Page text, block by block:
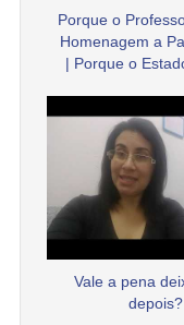
Porque o
Homenagem a
| Porque o
Vale a pena
depois?